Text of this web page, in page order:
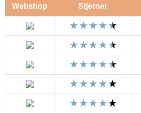
Webshop Stjerner